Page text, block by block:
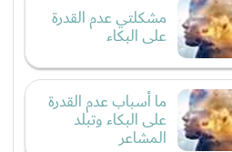
مشكلتي عدم القدرة
على البكاء
ما أسباب عدم القدرة
على البكاء وتبلد
المشاعر